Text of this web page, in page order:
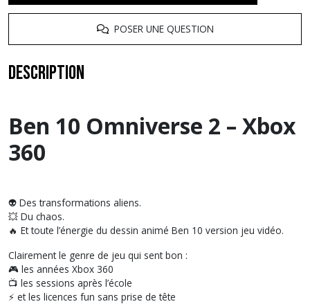
POSER UNE QUESTION
Description
Ben 10 Omniverse 2 – Xbox
360
👽 Des transformations aliens.
💥 Du chaos.
🔥 Et toute l’énergie du dessin animé Ben 10 version jeu vidéo.
Clairement le genre de jeu qui sent bon :
🎮 les années Xbox 360
📺 les sessions après l’école
⚡ et les licences fun sans prise de tête